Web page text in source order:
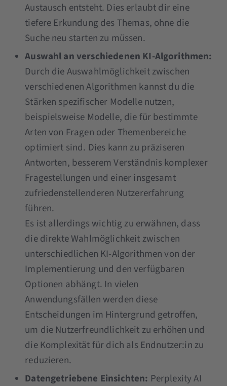
Austausch entsteht. Dies erlaubt dir eine
tiefere Erkundung des Themas, ohne die
Suche neu starten zu müssen.
Auswahl an verschiedenen KI-Algorithmen:
Durch die Auswahlmöglichkeit zwischen
verschiedenen Algorithmen kannst du die
Stärken spezifischer Modelle nutzen,
beispielsweise Modelle, die für bestimmte
Arten von Fragen oder Themenbereiche
optimiert sind. Dies kann zu präziseren
Antworten, besserem Verständnis komplexer
Fragestellungen und einer insgesamt
zufriedenstellenderen Nutzererfahrung
führen.
Es ist allerdings wichtig zu erwähnen, dass
die direkte Wahlmöglichkeit zwischen
unterschiedlichen KI-Algorithmen von der
Implementierung und den verfügbaren
Optionen abhängt. In vielen
Anwendungsfällen werden diese
Entscheidungen im Hintergrund getroffen,
um die Nutzerfreundlichkeit zu erhöhen und
die Komplexität für dich als Endnutzer:in zu
reduzieren.
Datengetriebene Einsichten: Perplexity AI